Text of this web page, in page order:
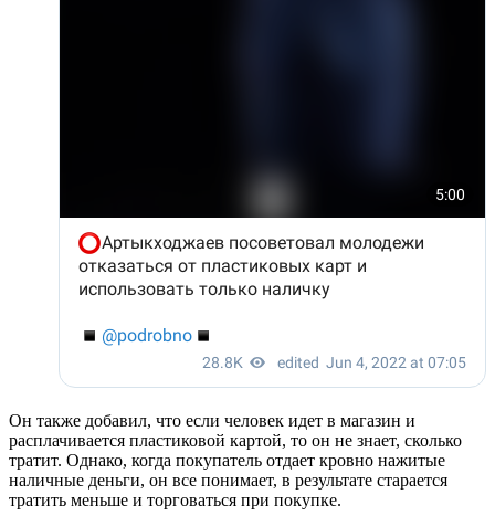
Он также добавил, что если человек идет в магазин и
расплачивается пластиковой картой, то он не знает, сколько
тратит. Однако, когда покупатель отдает кровно нажитые
наличные деньги, он все понимает, в результате старается
тратить меньше и торговаться при покупке.